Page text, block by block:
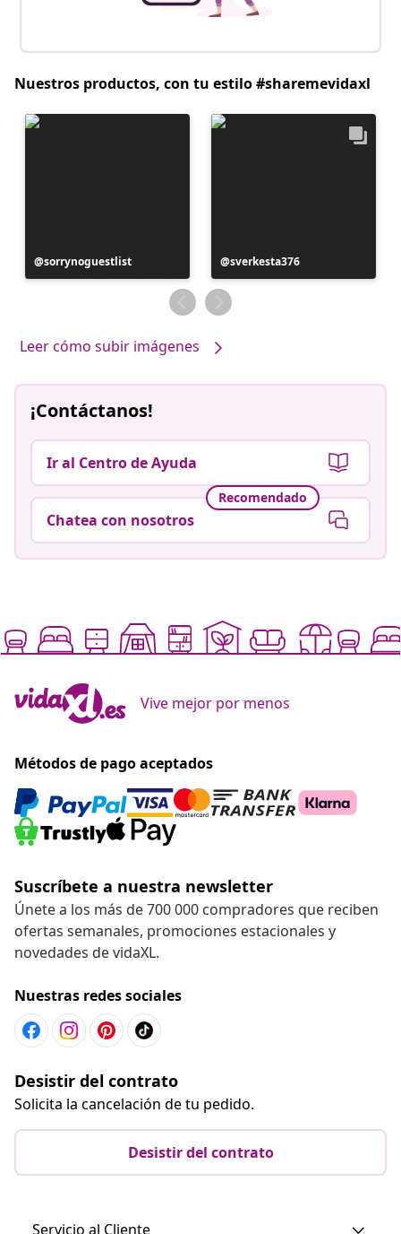
Nuestros productos, con tu estilo #sharemevidaxl
Publicación
realizada
sorrynoguestlist
Publicación
realizada
por
sverkesta376
Leer cómo subir imágenes
¡Contáctanos!
Ir al Centro de Ayuda
Recomendado
Chatea con nosotros
Vive mejor por menos
Métodos de pago aceptados
Suscríbete a nuestra newsletter
Únete a los más de 700 000 compradores que reciben
ofertas semanales, promociones estacionales y
novedades de vidaXL.
Nuestras redes sociales
Desistir del contrato
Solicita la cancelación de tu pedido.
Desistir del contrato
Servicio al Cliente